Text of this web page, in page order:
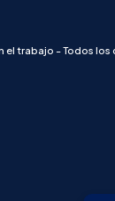
trabajo - Todos los